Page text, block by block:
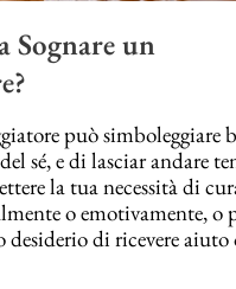
Sognare un
può simboleggiare
sé, e di lasciar andare
la tua necessità di
o emotivamente, o
di ricevere aiuto